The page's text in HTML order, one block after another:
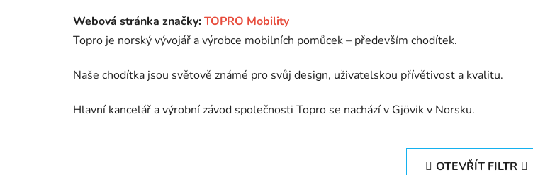
Webová stránka značky:TOPRO Mobility
Topro je norský vývojář a výrobce mobilních pomůcek – především chodítek.
Naše chodítka jsou světově známé pro svůj design, uživatelskou přívětivost a kvalitu.
Hlavní kancelář a výrobní závod společnosti Topro se nachází v Gjövik v Norsku.
OTEVŘÍT FILTR